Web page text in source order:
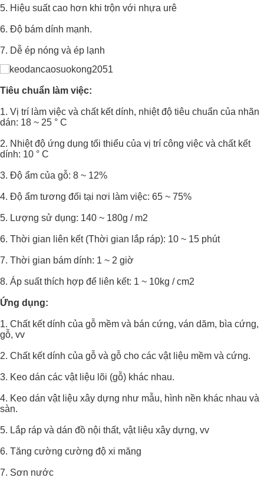
5. Hiệu suất cao hơn khi trộn với nhựa urê
6. Độ bám dính mạnh.
7. Dễ ép nóng và ép lạnh
Tiêu chuẩn làm việc:
1. Vị trí làm việc và chất kết dính, nhiệt độ tiêu chuẩn của nhãn
dán: 18 ~ 25 ° C
2. Nhiệt độ ứng dụng tối thiểu của vị trí công việc và chất kết
dính: 10 ° C
3. Độ ẩm của gỗ: 8 ~ 12%
4. Độ ẩm tương đối tại nơi làm việc: 65 ~ 75%
5. Lượng sử dụng: 140 ~ 180g / m2
6. Thời gian liên kết (Thời gian lắp ráp): 10 ~ 15 phút
7. Thời gian bám dính: 1 ~ 2 giờ
8. Áp suất thích hợp để liên kết: 1 ~ 10kg / cm2
Ứng dụng:
1. Chất kết dính của gỗ mềm và bán cứng, ván dăm, bìa cứng,
gỗ, vv
2. Chất kết dính của gỗ và gỗ cho các vật liệu mềm và cứng.
3. Keo dán các vật liệu lõi (gỗ) khác nhau.
4. Keo dán vật liệu xây dựng như mẫu, hình nền khác nhau và
sàn.
5. Lắp ráp và dán đồ nội thất, vật liệu xây dựng, vv
6. Tăng cường cường độ xi măng
7. Sơn nước